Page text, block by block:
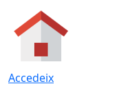
Accedeix